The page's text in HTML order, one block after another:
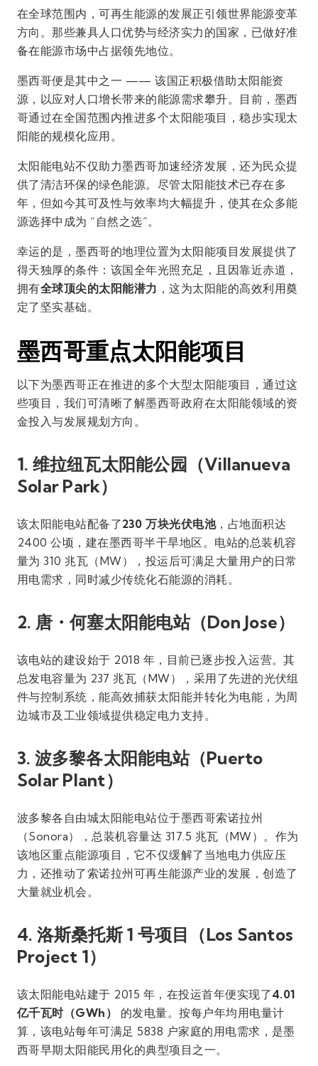
在全球范围内，可再生能源的发展正引领世界能源变革
方向。那些兼具人口优势与经济实力的国家，已做好准
备在能源市场中占据领先地位。
墨西哥便是其中之一 —— 该国正积极借助太阳能资
源，以应对人口增长带来的能源需求攀升。目前，墨西
哥通过在全国范围内推进多个太阳能项目，稳步实现太
阳能的规模化应用。
太阳能电站不仅助力墨西哥加速经济发展，还为民众提
供了清洁环保的绿色能源。尽管太阳能技术已存在多
年，但如今其可及性与效率均大幅提升，使其在众多能
源选择中成为 “自然之选”。
幸运的是，墨西哥的地理位置为太阳能项目发展提供了
得天独厚的条件：该国全年光照充足，且因靠近赤道，
拥有全球顶尖的太阳能潜力 ，这为太阳能的高效利用奠
定了坚实基础。
墨西哥重点太阳能项目
以下为墨西哥正在推进的多个大型太阳能项目，通过这
些项目，我们可清晰了解墨西哥政府在太阳能领域的资
金投入与发展规划方向。
1. 维拉纽瓦太阳能公园（Villanueva
Solar Park）
该太阳能电站配备了230 万块光伏电池，占地面积达
2400 公顷，建在墨西哥半干旱地区。电站的总装机容
量为 310 兆瓦（MW），投运后可满足大量用户的日常
用电需求，同时减少传统化石能源的消耗。
2. 唐・何塞太阳能电站（Don Jose）
该电站的建设始于 2018 年，目前已逐步投入运营。其
总发电容量为 237 兆瓦（MW），采用了先进的光伏组
件与控制系统，能高效捕获太阳能并转化为电能，为周
边城市及工业领域提供稳定电力支持。
3. 波多黎各太阳能电站（Puerto
Solar Plant）
波多黎各自由城太阳能电站位于墨西哥索诺拉州
（Sonora），总装机容量达 317.5 兆瓦（MW）。作为
该地区重点能源项目，它不仅缓解了当地电力供应压
力，还推动了索诺拉州可再生能源产业的发展，创造了
大量就业机会。
4. 洛斯桑托斯 1 号项目（Los Santos
Project 1）
该太阳能电站建于 2015 年，在投运首年便实现了4.01
亿千瓦时（GWh）
的发电量。按每户年均用电量计
算，该电站每年可满足 5838 户家庭的用电需求，是墨
西哥早期太阳能民用化的典型项目之一。